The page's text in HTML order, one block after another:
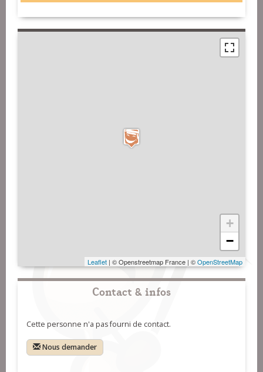
+
−
Leaflet | © Openstreetmap France | ©OpenStreetMap
Contact & infos
Cette personne n'a pas fourni de contact.
Nous demander